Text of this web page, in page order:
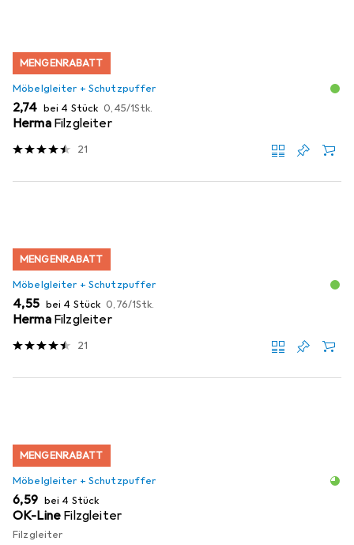
MENGENRABATT
Möbelgleiter + Schutzpuffer
EUR
2,74 bei 4 Stück EUR
0,45/1Stk.
Herma Filzgleiter
21
MENGENRABATT
Möbelgleiter + Schutzpuffer
EUR
4,55 bei 4 Stück EUR
0,76/1Stk.
Herma Filzgleiter
21
MENGENRABATT
Möbelgleiter + Schutzpuffer
EUR
6,59 bei 4 Stück
OK-Line Filzgleiter
Filzgleiter